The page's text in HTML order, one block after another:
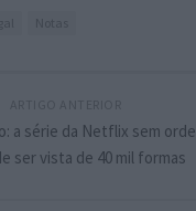
a série da Netflix sem
ser vista de 40 mil formas